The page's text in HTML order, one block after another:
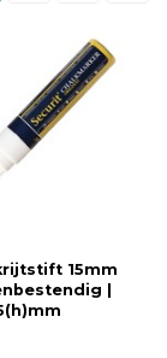
15mm
|